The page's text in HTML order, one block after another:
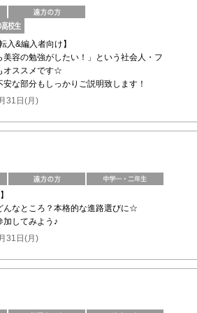
入&編入者向け】
美容の勉強がしたい！」という社会人・フ
オススメです☆
な部分もしっかりご説明致します！
31日(月)
んなところ？本格的な進路選びに☆
加してみよう♪
31日(月)